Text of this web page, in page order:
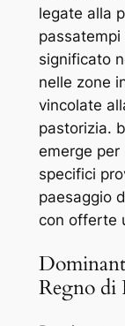
legate alla
significato
nelle zone
vincolate
pastorizia.
emerge
specifici
paesaggio
con offerte
Regno di